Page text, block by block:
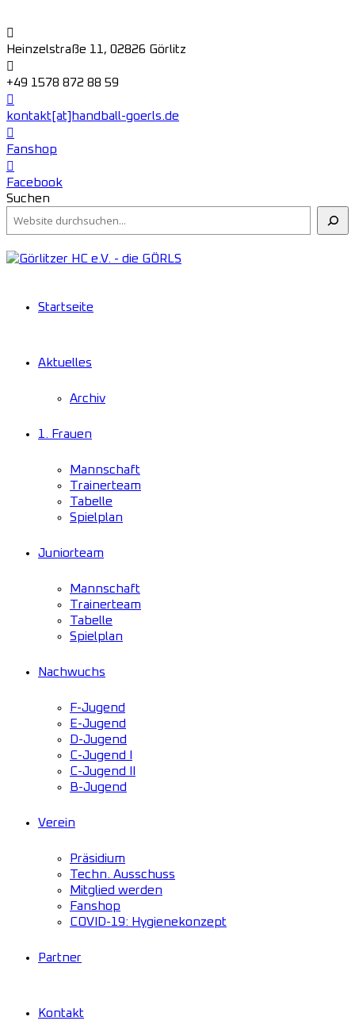
Heinzelstraße 11, 02826 Görlitz
+49 1578 872 88 59
kontakt[at]handball-goerls.de
Fanshop
Facebook
Suchen
Startseite
Aktuelles
Archiv
1. Frauen
Mannschaft
Trainerteam
Tabelle
Spielplan
Juniorteam
Mannschaft
Trainerteam
Tabelle
Spielplan
Nachwuchs
F-Jugend
E-Jugend
D-Jugend
C-Jugend I
C-Jugend II
B-Jugend
Verein
Präsidium
Techn. Ausschuss
Mitglied werden
Fanshop
COVID-19: Hygienekonzept
Partner
Kontakt